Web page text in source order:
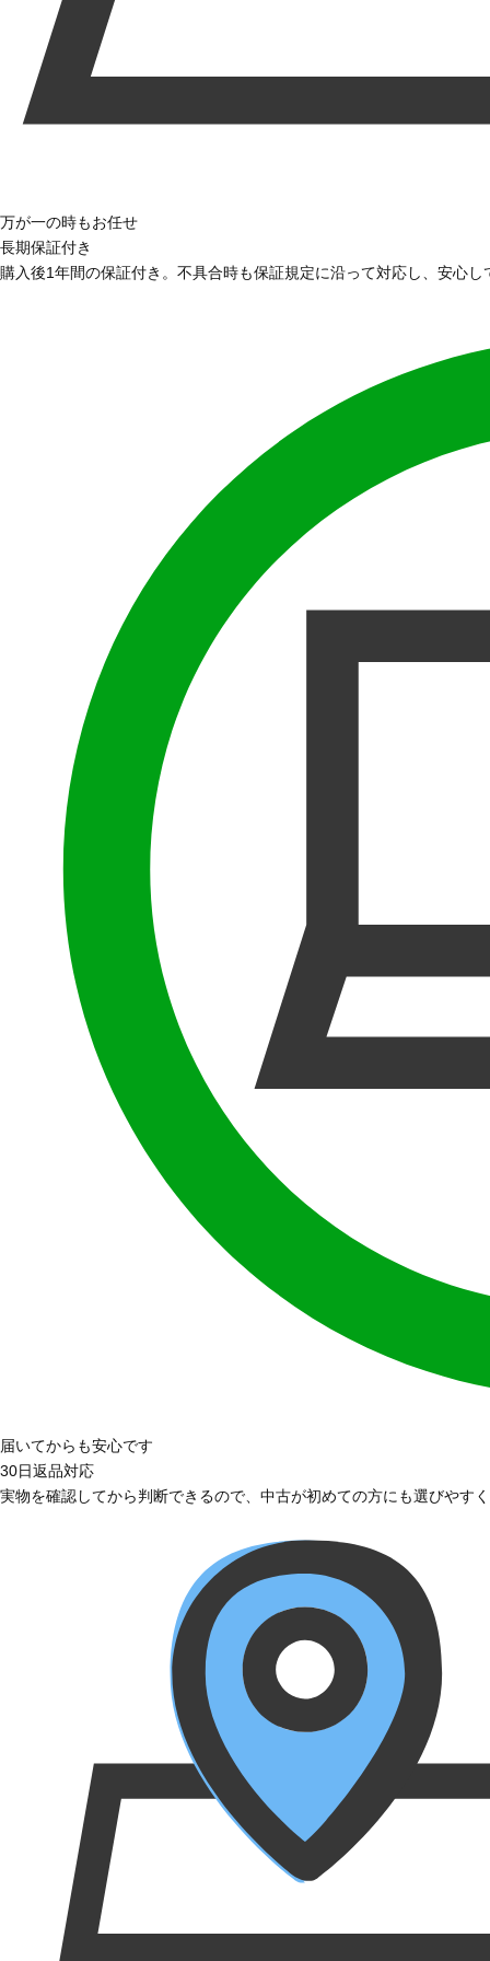
万が一の時もお任せ
長期保証付き
購入後1年間の保証付き。不具合時も保証規定に沿って対応し、安心
届いてからも安心です
30日返品対応
実物を確認してから判断できるので、中古が初めての方にも選びやす